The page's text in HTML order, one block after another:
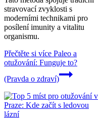
stravovací zvyklosti s
moderními technikami pro
posílení imunity a vitalitu
organismu.
Přečtěte si více Paleo a
otužování: Funguje to?
(Pravda o zdraví)